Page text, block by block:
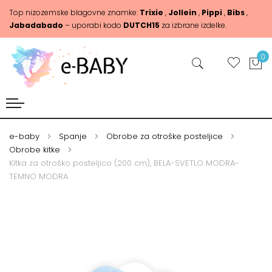
Top nizozemske blagovne znamke: Trixie , Jollein , Pippi, Bibs,
Jabadabado – uporabi kodo DUTCH15 za izbrane izdelke.
0
e-baby Spanje
Obrobe za otroške posteljice
Obrobe kitke
Kitka za otroško posteljico (200 cm), BELA-SVETLO MODRA-
TEMNO MODRA